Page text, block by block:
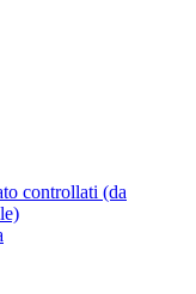
controllati (da